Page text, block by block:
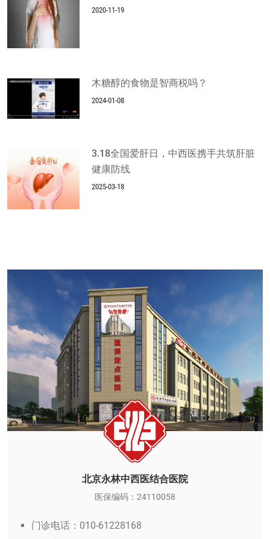
2020-11-19
木糖醇的食物是智商税吗？
2024-01-08
3.18全国爱肝日，中西医携手共筑肝脏
健康防线
2025-03-18
北京永林中西医结合医院
医保编码：24110058
门诊电话：010-61228168